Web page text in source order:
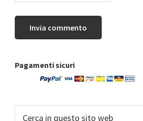
Barra
laterale
Pagamenti sicuri